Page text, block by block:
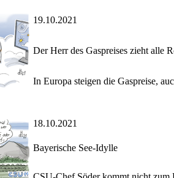
19.10.2021
Der Herr des Gaspreises zieht alle
In Europa steigen die Gaspreise,
18.10.2021
Bayerische See-Idylle